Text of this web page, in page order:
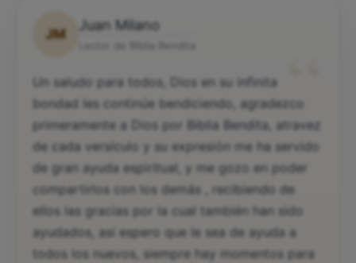
JM
Juan Milano
“
Un saludo para todos, Dios en su infinita
bondad les continúe bendiciendo, agradezco
primeramente a Dios por Biblia Bendita, atravez
de cada versículo y su expresión me ha servido
de gran ayuda espiritual, y me gozo en poder
compartirlos con los demás , recibiendo de
ellos las gracias por la cual también han sido
ayudados, así espero que le sea de ayuda a
todos los nuevos, siempre hay momentos para